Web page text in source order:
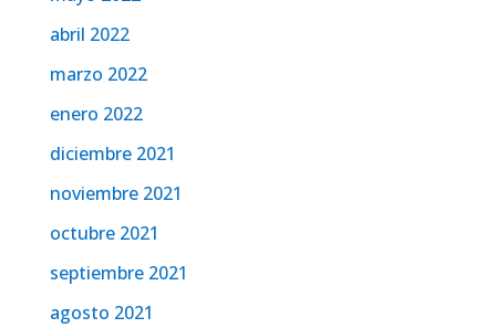
abril 2022
marzo 2022
enero 2022
diciembre 2021
noviembre 2021
octubre 2021
septiembre 2021
agosto 2021